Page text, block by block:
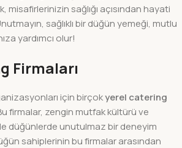
misafirlerinizin sağlığı açısından hayati
sağlıklı bir düğün yemeği, mutlu
yardımcı olur!
Firmaları
için birçokyerel catering
firmalar, zengin mutfak kültürü ve
düğünlerde unutulmaz bir deneyim
sahiplerinin bu firmalar arasından